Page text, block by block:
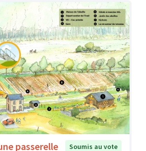
passerelle Soumis au vote